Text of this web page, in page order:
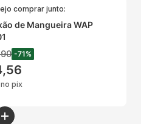
comprar junto:
de Mangueira WAP
90 -71%
,56
pix